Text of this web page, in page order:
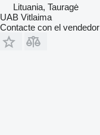
Lituania, Tauragė
UAB Vitlaima
Contacte con el vendedor